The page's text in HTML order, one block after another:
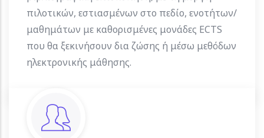
πιλοτικών, εστιασμένων στο πεδίο, ενοτήτων/
μαθημάτων με καθορισμένες μονάδες ECTS
που θα ξεκινήσουν δια ζώσης ή μέσω μεθόδων
ηλεκτρονικής μάθησης.